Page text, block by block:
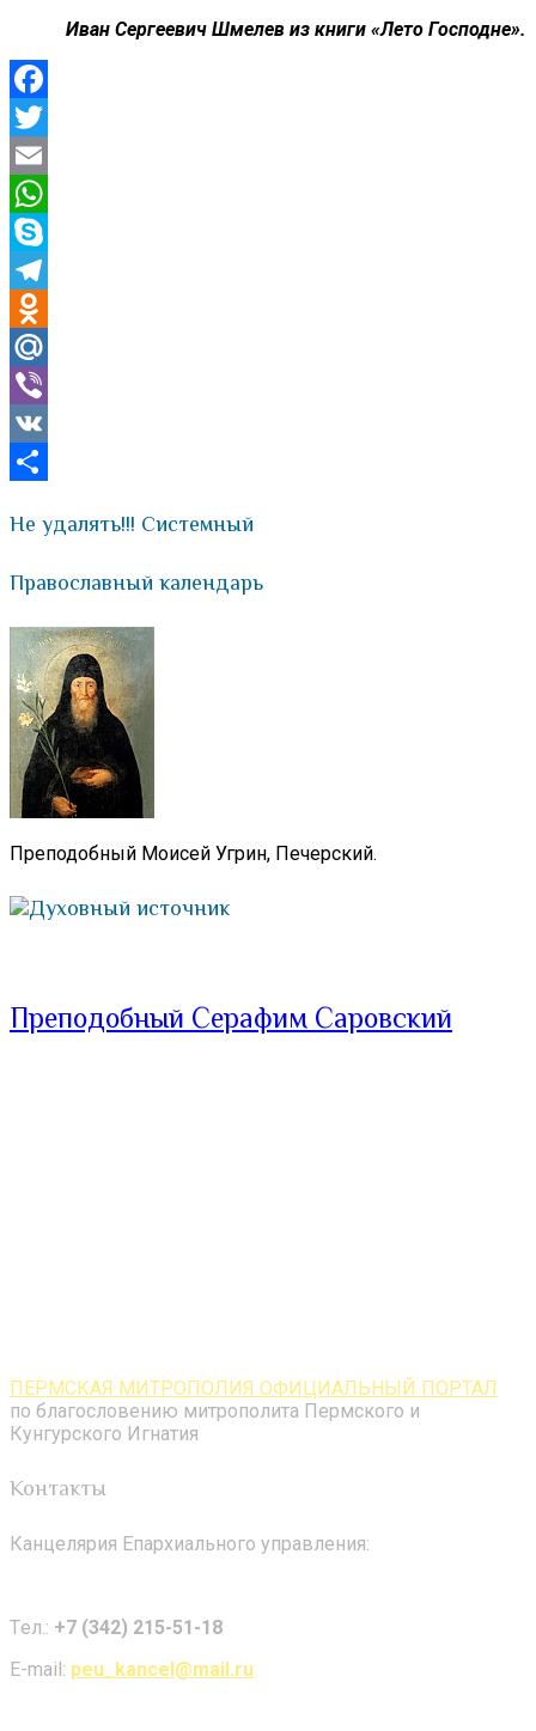
Иван Сергеевич Шмелев из книги «Лето Господне».
Facebook
Twitter
Email
WhatsApp
Skype
Telegram
Odnoklassniki
Mail.Ru
Viber
VK
Не удалять!!! Системный
Православный календарь
Преподобный Моисей Угрин, Печерский.
Духовный источник
Преподобный Серафим Саровский
ПЕРМСКАЯ МИТРОПОЛИЯ ОФИЦИАЛЬНЫЙ ПОРТАЛ
по благословению митрополита Пермского и
Кунгурского Игнатия
Контакты
Канцелярия Епархиального управления:
Tел.: +7 (342) 215-51-18
E-mail: peu_kancel@mail.ru